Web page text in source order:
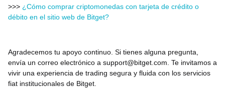
>>> ¿Cómo comprar criptomonedas con tarjeta de crédito o
débito en el sitio web de Bitget?
Agradecemos tu apoyo continuo. Si tienes alguna pregunta,
envía un correo electrónico a support@bitget.com. Te invitamos a
vivir una experiencia de trading segura y fluida con los servicios
fiat institucionales de Bitget.